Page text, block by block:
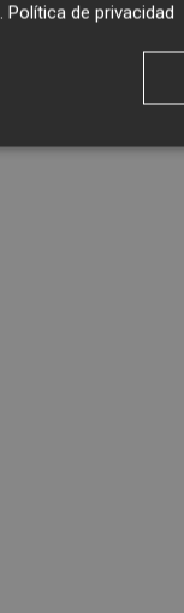
. Política de privacidad